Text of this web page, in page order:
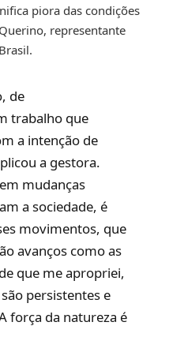
piora das condições
representante
de
trabalho que
a intenção de
a gestora.
mudanças
a sociedade, é
movimentos, que
avanços como as
que me apropriei,
persistentes e
força da natureza é